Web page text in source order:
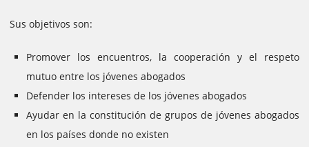
Sus objetivos son:
Promover los encuentros, la cooperación y el respeto
mutuo entre los jóvenes abogados
Defender los intereses de los jóvenes abogados
Ayudar en la constitución de grupos de jóvenes abogados
en los países donde no existen